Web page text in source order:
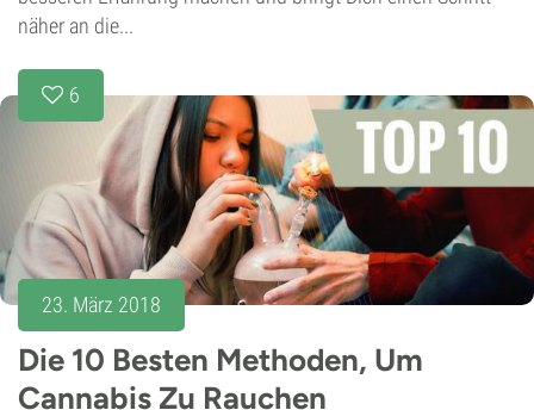
näher an die...
6
23. März 2018
Die 10 Besten Methoden, Um
Cannabis Zu Rauchen